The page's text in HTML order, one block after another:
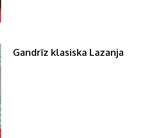
Gandrīz klasiska Lazanja